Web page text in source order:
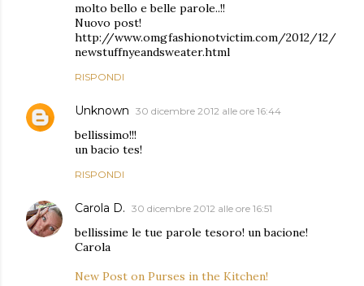
molto bello e belle parole..!!
Nuovo post!
http://www.omgfashionotvictim.com/2012/12/
newstuffnyeandsweater.html
RISPONDI
Unknown 30 dicembre 2012 alle ore 16:44
bellissimo!!!
un bacio tes!
RISPONDI
Carola D. 30 dicembre 2012 alle ore 16:51
bellissime le tue parole tesoro! un bacione!
Carola
New Post on Purses in the Kitchen!